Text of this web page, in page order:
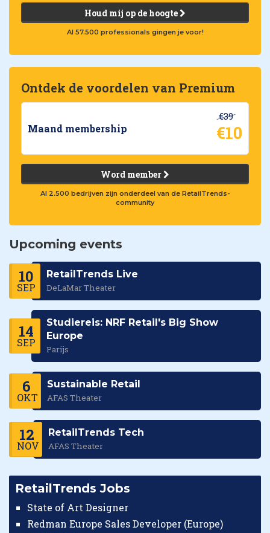
Houd mij op de hoogte
Al 57.500 professionals gingen je voor!
Ontdek de voordelen van Premium
Maand membership
€39
€10
Word member
Al 2.500 bedrijven zijn onderdeel van de RetailTrends-
community
Upcoming events
10
SEP
RetailTrends Live
DeLaMar Theater
14
SEP
Studiereis: NRF Retail's Big Show
Europe
Parijs
6
OKT
Sustainable Retail
AFAS Theater
12
NOV
RetailTrends Tech
AFAS Theater
RetailTrends Jobs
State of Art Designer
Redman Europe Sales Developer (Europe)